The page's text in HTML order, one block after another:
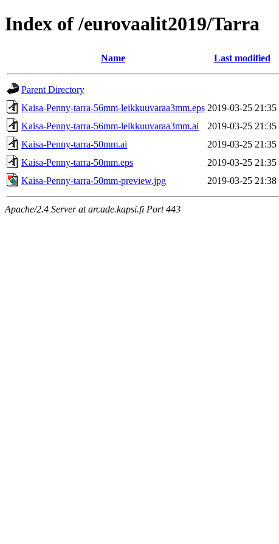
Index of /eurovaalit2019/Tarra
Name Last modified
Parent Directory
Kaisa-Penny-tarra-56mm-leikkuuvaraa3mm.eps 2019-03-25 21:35
Kaisa-Penny-tarra-56mm-leikkuuvaraa3mm.ai
2019-03-25 21:35
Kaisa-Penny-tarra-50mm.ai
2019-03-25 21:35
Kaisa-Penny-tarra-50mm.eps
2019-03-25 21:35
Kaisa-Penny-tarra-50mm-preview.jpg
2019-03-25 21:38
Apache/2.4 Server at arcade.kapsi.fi Port 443